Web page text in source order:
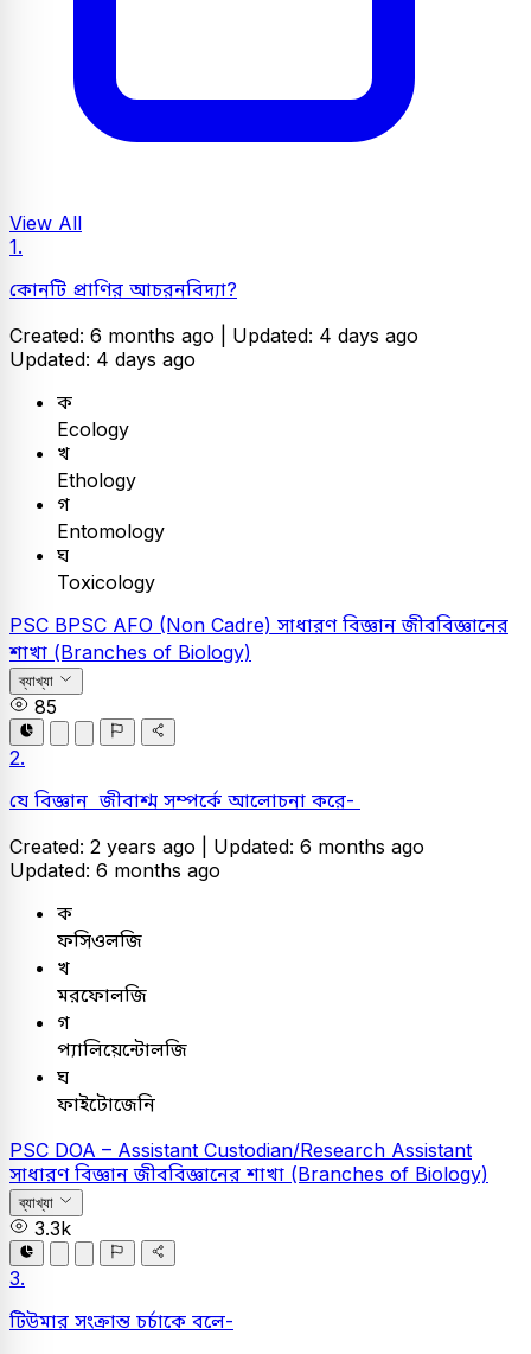
View All
1.
কোনটি প্রাণির আচরনবিদ্যা?
Created: 6 months ago | Updated: 4 days ago
Updated: 4 days ago
ক
Ecology
খ
Ethology
গ
Entomology
ঘ
Toxicology
PSC BPSC AFO (Non Cadre) সাধারণ বিজ্ঞানজীববিজ্ঞানের
শাখা (Branches of Biology)
ব্যাখ্যা
85
2.
যে বিজ্ঞান জীবাশ্ম সম্পর্কে আলোচনা করে-
Created: 2 years ago | Updated: 6 months ago
Updated: 6 months ago
ক
ফসিওলজি
খ
মরফোলজি
গ
প্যালিয়েন্টোলজি
ঘ
ফাইটোজেনি
PSC DOA – Assistant Custodian/Research Assistant
সাধারণ বিজ্ঞানজীববিজ্ঞানের শাখা (Branches of Biology)
ব্যাখ্যা
3.3k
3.
টিউমার সংক্রান্ত চর্চাকে বলে-